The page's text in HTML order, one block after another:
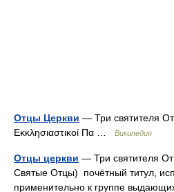
Отцы Церкви — Три святителя
Εκκλησιαστικοί Πα …
Википедия
Отцы церкви — Три святителя
Святые Отцы) почётный титул,
применительно к группе